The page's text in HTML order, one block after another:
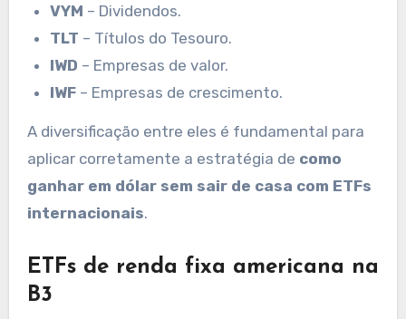
VYM – Dividendos.
TLT – Títulos do Tesouro.
IWD – Empresas de valor.
IWF – Empresas de crescimento.
A diversificação entre eles é fundamental para
aplicar corretamente a estratégia de como
ganhar em dólar sem sair de casa com ETFs
internacionais.
ETFs de renda fixa americana na
B3